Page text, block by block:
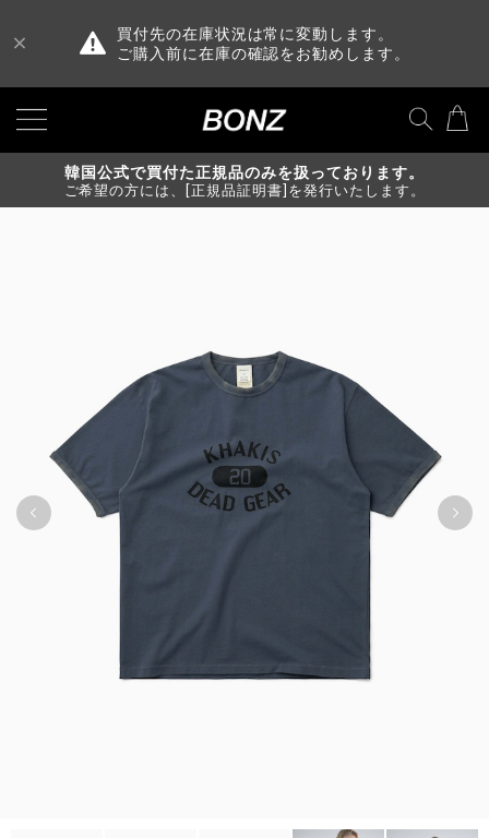
買付先の在庫状況は常に変動します。
ご購入前に在庫の確認をお勧めします。
韓国公式で買付た正規品のみを扱っております。
ご希望の方には、[正規品証明書]を発行いたします。